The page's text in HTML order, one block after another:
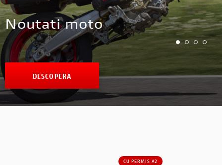
PRETURI
CONTACT
Noutati moto
DESCOPERA
CU PERMIS A2